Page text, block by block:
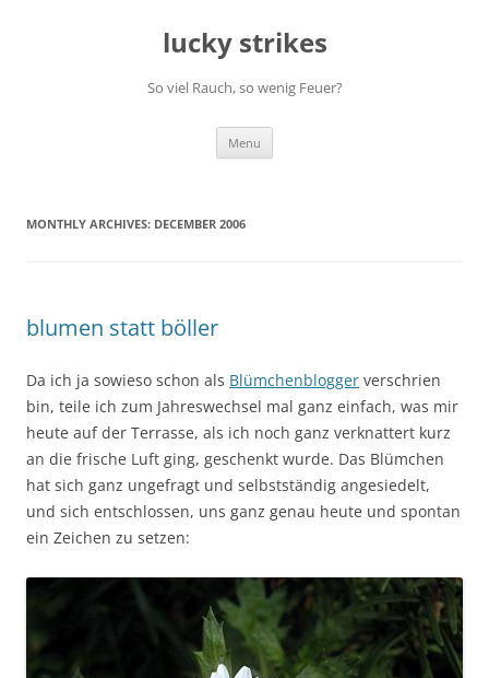
lucky strikes
So viel Rauch, so wenig Feuer?
Menu
MONTHLY ARCHIVES: DECEMBER 2006
blumen statt böller
Da ich ja sowieso schon als Blümchenblogger verschrien
bin, teile ich zum Jahreswechsel mal ganz einfach, was mir
heute auf der Terrasse, als ich noch ganz verknattert kurz
an die frische Luft ging, geschenkt wurde. Das Blümchen
hat sich ganz ungefragt und selbstständig angesiedelt,
und sich entschlossen, uns ganz genau heute und spontan
ein Zeichen zu setzen: